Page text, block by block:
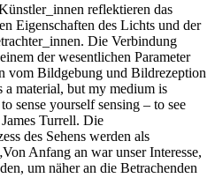
reflektieren das
Eigenschaften des Lichts und der
Die Verbindung
der wesentlichen Parameter
vom Bildgebung und Bildrezeption
a material, but my medium is
sense yourself sensing – to see
Turrell. Die
des Sehens werden als
Anfang an war unser Interesse,
um näher an die Betrachenden